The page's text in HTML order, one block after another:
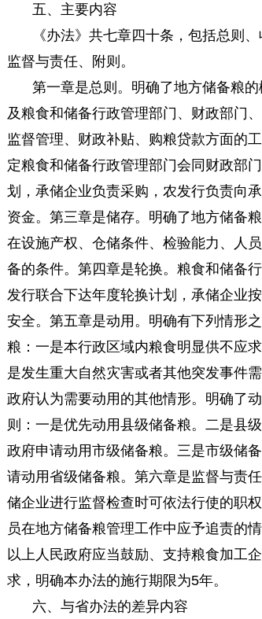
五、主要内容
《办法》共七章四十条，包括总则
监督与责任、附则。
第一章是总则。明确了地方储备粮
及粮食和储备行政管理部门、财政部门
监督管理、财政补贴、购粮贷款方面的
定粮食和储备行政管理部门会同财政部
划，承储企业负责采购，农发行负责向
资金。第三章是储存。明确了地方储备
在设施产权、仓储条件、检验能力、人
备的条件。第四章是轮换。粮食和储备
发行联合下达年度轮换计划，承储企业
安全。第五章是动用。明确有下列情形
粮：一是本行政区域内粮食明显供不应
是发生重大自然灾害或者其他突发事件
政府认为需要动用的其他情形。明确了
则：一是优先动用县级储备粮。二是县
政府申请动用市级储备粮。三是市级储
请动用省级储备粮。第六章是监督与责
储企业进行监督检查时可依法行使的职
员在地方储备粮管理工作中应予追责的
以上人民政府应当鼓励、支持粮食加工
求，明确本办法的施行期限为5年。
六、与省办法的差异内容